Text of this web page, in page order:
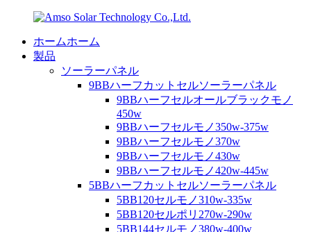
ホームホーム
製品
ソーラーパネル
9BBハーフカットセルソーラーパネル
9BBハーフセルオールブラックモノ
450w
9BBハーフセルモノ350w-375w
9BBハーフセルモノ370w
9BBハーフセルモノ430w
9BBハーフセルモノ420w-445w
5BBハーフカットセルソーラーパネル
5BB120セルモノ310w-335w
5BB120セルポリ270w-290w
5BB144セルモノ380w-400w